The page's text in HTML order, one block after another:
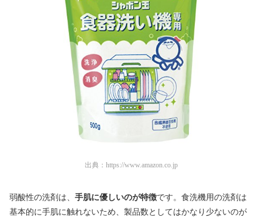
出典： https://www.amazon.co.jp
弱酸性の洗剤は、 手肌に優しいのが特徴です。食洗機用の洗剤は
基本的に手肌に触れないため、製品数としてはかなり少ないのが